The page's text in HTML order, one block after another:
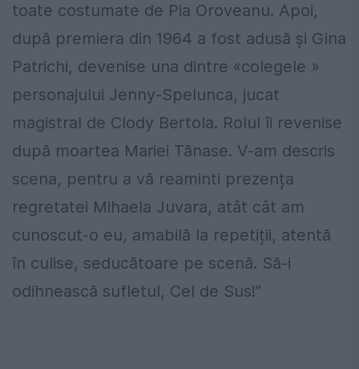
toate costumate de Pia Oroveanu. Apoi,
după premiera din 1964 a fost adusă şi Gina
Patrichi, devenise una dintre «colegele »
personajului Jenny-Spelunca, jucat
magistral de Clody Bertola. Rolul îi revenise
după moartea Mariei Tănase. V-am descris
scena, pentru a vă reaminti prezența
regretatei Mihaela Juvara, atât cât am
cunoscut-o eu, amabilă la repetiții, atentă
în culise, seducătoare pe scenă. Să-i
odihnească sufletul, Cel de Sus!”